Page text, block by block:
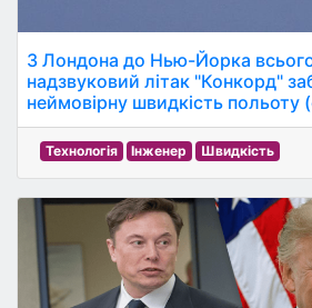
З Лондона до Нью-Йорка
надзвуковий літак "Конкорд"
неймовірну швидкість польоту
Технологія Інженер Швидкість